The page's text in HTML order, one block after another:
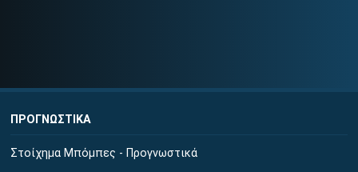
ΠΡΟΓΝΩΣΤΙΚΑ
Στοίχημα Μπόμπες - Προγνωστικά